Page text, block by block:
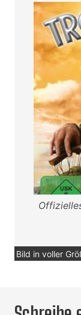
Bild in voller